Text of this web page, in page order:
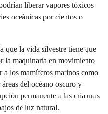
liberar vapores tóxicos
oceánicas por cientos o
que la vida silvestre tiene que
la maquinaria en movimiento
a los mamíferos marinos como
del océano oscuro y
permanente a las criaturas
de luz natural.